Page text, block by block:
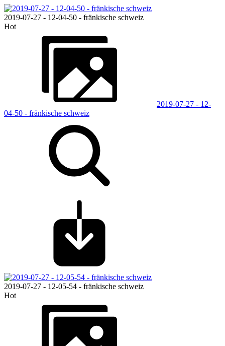
2019-07-27 - 12-04-50 - fränkische schweiz
Hot
2019-07-27 - 12-
04-50 - fränkische schweiz
2019-07-27 - 12-05-54 - fränkische schweiz
Hot